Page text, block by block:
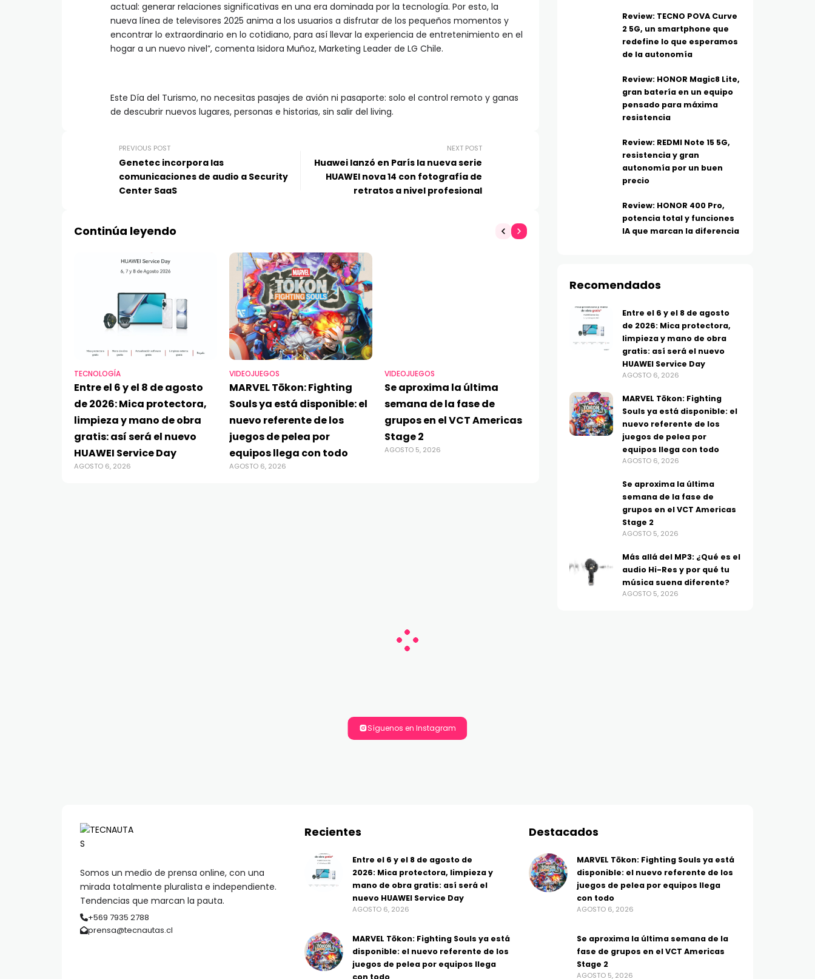
actual: generar relaciones significativas en una era dominada por la tecnología. Por esto, la
nueva línea de televisores 2025 anima a los usuarios a disfrutar de los pequeños momentos y
encontrar lo extraordinario en lo cotidiano, para así llevar la experiencia de entretenimiento en el
hogar a un nuevo nivel”, comenta Isidora Muñoz, Marketing Leader de LG Chile.
Este Día del Turismo, no necesitas pasajes de avión ni pasaporte: solo el control remoto y ganas
de descubrir nuevos lugares, personas e historias, sin salir del living.
PREVIOUS POST
Genetec incorpora las
comunicaciones de audio a Security
Center SaaS
NEXT POST
Huawei lanzó en París la nueva serie
HUAWEI nova 14 con fotografía de
retratos a nivel profesional
Continúa leyendo
TECNOLOGÍA
Entre el 6 y el 8 de agosto
de 2026: Mica protectora,
limpieza y mano de obra
gratis: así será el nuevo
HUAWEI Service Day
AGOSTO 6, 2026
VIDEOJUEGOS
MARVEL Tōkon: Fighting
Souls ya está disponible: el
nuevo referente de los
juegos de pelea por
equipos llega con todo
AGOSTO 6, 2026
VIDEOJUEGOS
Se aproxima la última
semana de la fase de
grupos en el VCT Americas
Stage 2
AGOSTO 5, 2026
audio Hi-Res y por qué tu
música suena diferente?
AGOSTO 5, 2026
más batería, IA y
inteligentes para el
día
AGOSTO 5, 2026
Review: TECNO POVA Curve
2 5G, un smartphone que
redefine lo que esperamos
de la autonomía
Review: HONOR Magic8 Lite,
gran batería en un equipo
pensado para máxima
resistencia
Review: REDMI Note 15 5G,
resistencia y gran
autonomía por un buen
precio
Review: HONOR 400 Pro,
potencia total y funciones
IA que marcan la diferencia
Recomendados
Entre el 6 y el 8 de agosto
de 2026: Mica protectora,
limpieza y mano de obra
gratis: así será el nuevo
HUAWEI Service Day
AGOSTO 6, 2026
MARVEL Tōkon: Fighting
Souls ya está disponible: el
nuevo referente de los
juegos de pelea por
equipos llega con todo
AGOSTO 6, 2026
Se aproxima la última
semana de la fase de
grupos en el VCT Americas
Stage 2
AGOSTO 5, 2026
Más allá del MP3: ¿Qué es el
audio Hi-Res y por qué tu
música suena diferente?
AGOSTO 5, 2026
Síguenos en Instagram
Somos un medio de prensa online, con una
mirada totalmente pluralista e independiente.
Tendencias que marcan la pauta.
+569 7935 2788
prensa@tecnautas.cl
Recientes
Entre el 6 y el 8 de agosto de
2026: Mica protectora, limpieza y
mano de obra gratis: así será el
nuevo HUAWEI Service Day
AGOSTO 6, 2026
MARVEL Tōkon: Fighting Souls ya está
disponible: el nuevo referente de los
juegos de pelea por equipos llega
Destacados
MARVEL Tōkon: Fighting Souls ya está
disponible: el nuevo referente de los
juegos de pelea por equipos llega
con todo
AGOSTO 6, 2026
Se aproxima la última semana de la
fase de grupos en el VCT Americas
Stage 2
AGOSTO 5, 2026